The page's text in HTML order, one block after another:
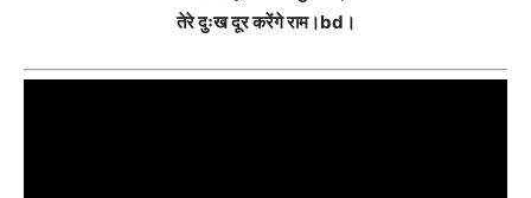
तेरे दुःख दूर करेंगे राम।bd।